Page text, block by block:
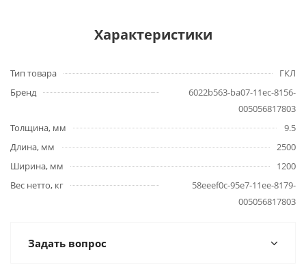
Характеристики
Тип товара
ГКЛ
Бренд
6022b563-ba07-11ec-8156-
005056817803
Толщина, мм
9.5
Длина, мм
2500
Ширина, мм
1200
Вес нетто, кг
58eeef0c-95e7-11ee-8179-
005056817803
Задать вопрос